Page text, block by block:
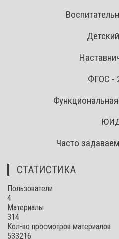
ФГОС -
Часто
СТАТИСТИКА
Пользователи
4
Материалы
314
Кол-во просмотров материалов
533216